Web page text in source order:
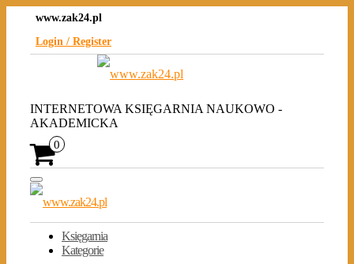
content
www.zak24.pl
Login / Register
INTERNETOWA KSIĘGARNIA NAUKOWO -
AKADEMICKA
0
Toggle
navigation
Księgarnia
Kategorie